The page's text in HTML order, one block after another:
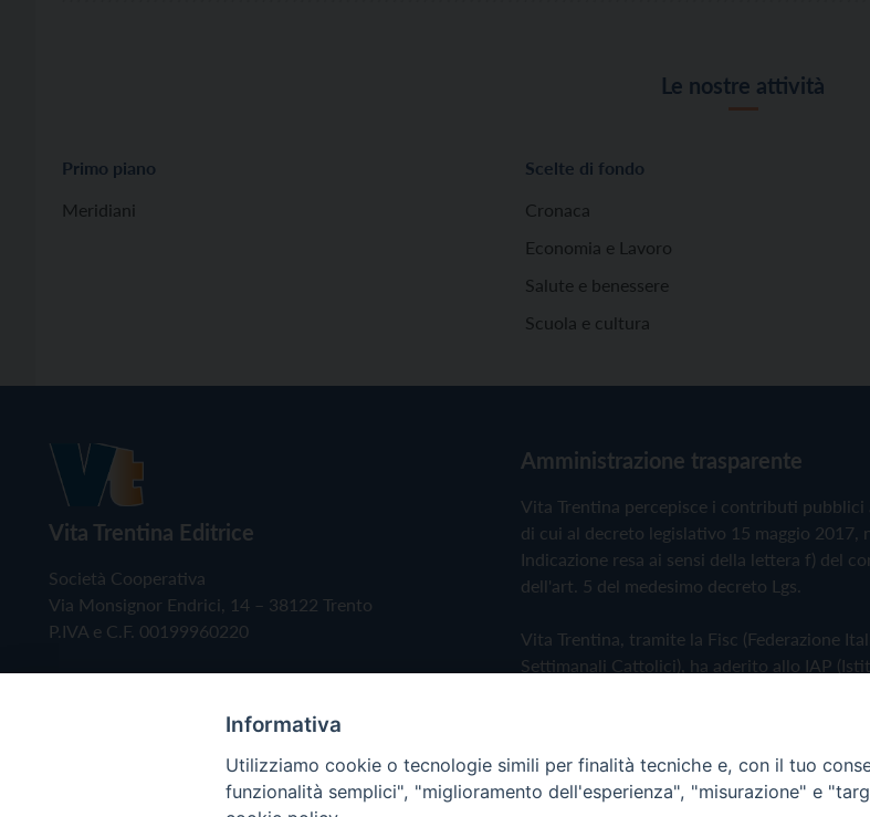
Le nostre attività
Primo piano
Meridiani
Scelte di fondo
Cronaca
Economia e Lavoro
Salute e benessere
Scuola e cultura
Vita Trentina Editrice
Società Cooperativa
Via Monsignor Endrici, 14 – 38122 Trento
P.IVA e C.F. 00199960220
Amministrazione trasparente
Vita Trentina percepisce i contributi pubblici
di cui al decreto legislativo 15 maggio 2017,
Indicazione resa ai sensi della lettera f) del
dell'art. 5 del medesimo decreto Lgs.
Vita Trentina, tramite la Fisc (Federazione
Settimanali Cattolici), ha aderito allo IAP
Privacy Policy Cookie Policy
Informativa
Utilizziamo cookie o tecnologie simili per finalità tecniche e, con il tuo
funzionalità semplici", "miglioramento dell'esperienza", "misurazione" e